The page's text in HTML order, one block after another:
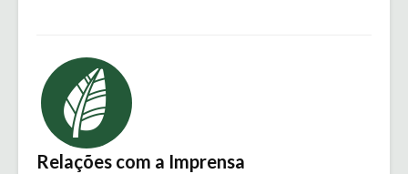
Relações com a Imprensa